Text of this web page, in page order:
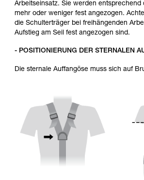
Arbeitseinsatz. Sie werden entsprechend
mehr oder weniger fest angezogen.
die Schulterträger bei freihängenden
Aufstieg am Seil fest angezogen sind.
- POSITIONIERUNG DER STERNALEN
Die sternale Auffangöse muss sich auf